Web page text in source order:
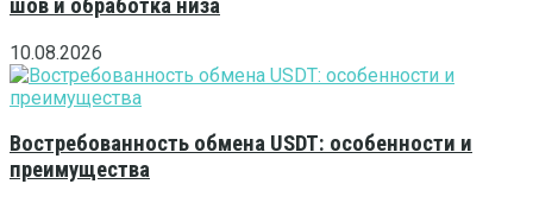
шов и обработка низа
10.08.2026
Востребованность обмена USDT: особенности и
преимущества